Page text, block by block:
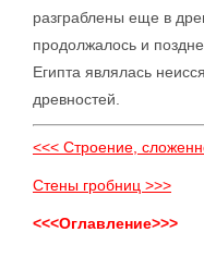
разграблены еще в
продолжалось и
Египта являлась
древностей.
<<< Строение,
Стены гробниц >>>
<<<Оглавление>>>